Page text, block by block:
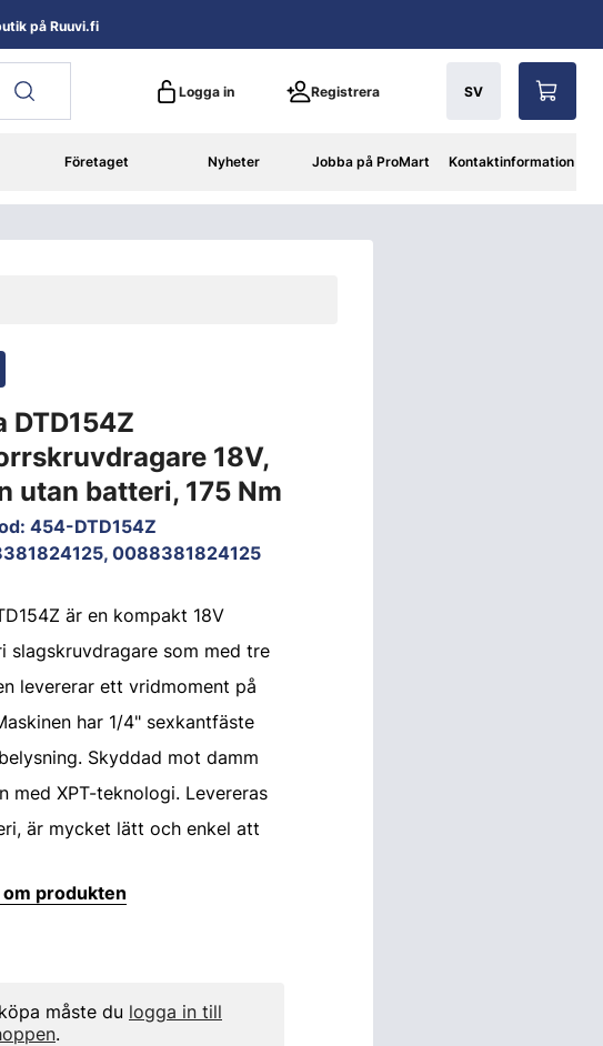
Logga in Registrera SV
Företaget Nyheter Jobba på ProMart Kontaktinformation
på Ruuvi.fi
DTD154Z
18V,
utan batteri, 175 Nm
: 454-DTD154Z
0088381824125
är en kompakt 18V
slagskruvdragare som med tre
levererar ett vridmoment på
har 1/4" sexkantfäste
Skyddad mot damm
med XPT-teknologi. Levereras
är mycket lätt och enkel att
om produkten
måste du logga in till
.